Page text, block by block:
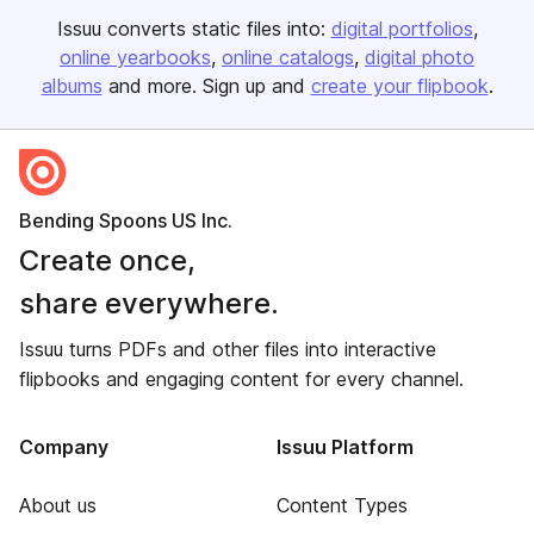
Issuu converts static files into: digital portfolios
online yearbooks online catalogs digital photo
albums and more. Sign up and create your flipbook.
Bending Spoons US Inc.
Create once,
share everywhere.
Issuu turns PDFs and other files into interactive
flipbooks and engaging content for every channel.
Company
About us
Issuu Platform
Content Types